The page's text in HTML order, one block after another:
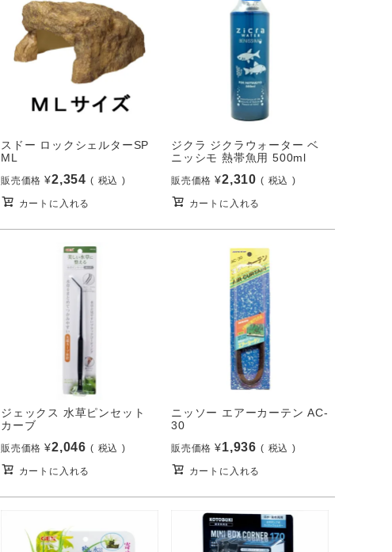
スドー ロックシェルターSP
ML
販売価格 ¥2,354 税込
カートに入れる
ジクラ ジクラウォーター ベ
ニッシモ 熱帯魚用 500ml
販売価格 ¥2,310 税込
カートに入れる
ジェックス 水草ピンセット
カーブ
販売価格 ¥2,046 税込
カートに入れる
ニッソー エアーカーテン AC-
30
販売価格 ¥1,936 税込
カートに入れる